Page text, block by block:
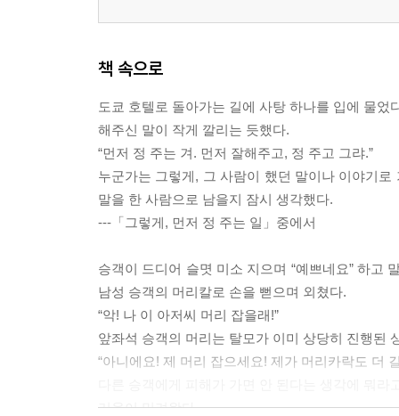
책 속으로
도쿄 호텔로 돌아가는 길에 사탕 하나를 입에 물
해주신 말이 작게 깔리는 듯했다.
“먼저 정 주는 겨. 먼저 잘해주고, 정 주고 그랴.”
누군가는 그렇게, 그 사람이 했던 말이나 이야기
말을 한 사람으로 남을지 잠시 생각했다.
---「그렇게, 먼저 정 주는 일」중에서
승객이 드디어 슬몃 미소 지으며 “예쁘네요” 하고
남성 승객의 머리칼로 손을 뻗으며 외쳤다.
“악! 나 이 아저씨 머리 잡을래!”
앞좌석 승객의 머리는 탈모가 이미 상당히 진행된
“아니에요! 제 머리 잡으세요! 제가 머리카락도 더
러움이 밀려왔다.